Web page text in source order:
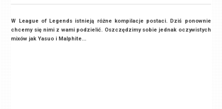
W League of Legends istnieją różne kompilacje postaci. Dziś ponownie
chcemy się nimi z wami podzielić. Oszczędzimy sobie jednak oczywistych
mixów jak Yasuo i Malphite...